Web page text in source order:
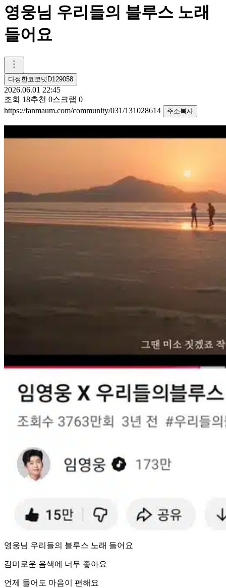
영웅님 우리들의 블루스 노래
들어요
다정한코코넛D129058
2026.06.01 22:45
조회 18추천 0스크랩 0
https://fanmaum.com/community/031/131028614
주소복사
영웅님 우리들의 블루스 노래 들어요
감미로운 음색에 너무 좋아요
언제 들어도 마음이 편해요